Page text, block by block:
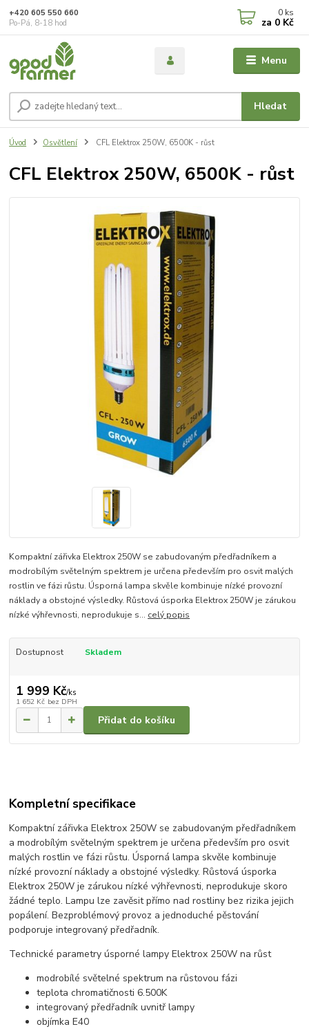
Menu
Hledat
+420 605 550 660
Po-Pá, 8-18 hod
0 ks
za 0 Kč
Úvod Osvětlení CFL Elektrox 250W, 6500K - růst
CFL Elektrox 250W, 6500K - růst
Kompaktní zářivka Elektrox 250W se zabudovaným předřadníkem a
modrobílým světelným spektrem je určena především pro osvit malých
rostlin ve fázi růstu. Úsporná lampa skvěle kombinuje nízké provozní
náklady a obstojné výsledky. Růstová úsporka Elektrox 250W je zárukou
nízké výhřevnosti, neprodukuje s... celý popis
Dostupnost Skladem
1 999 Kč/ks
1 652 Kč bez DPH
Přidat do košíku
Kompletní specifikace
Kompaktní zářivka Elektrox 250W se zabudovaným předřadníkem
a modrobílým světelným spektrem je určena především pro osvit
malých rostlin ve fázi růstu. Úsporná lampa skvěle kombinuje
nízké provozní náklady a obstojné výsledky. Růstová úsporka
Elektrox 250W je zárukou nízké výhřevnosti, neprodukuje skoro
žádné teplo. Lampu lze zavěsit přímo nad rostliny bez rizika jejich
popálení. Bezproblémový provoz a jednoduché pěstování
podporuje integrovaný předřadník.
Technické parametry úsporné lampy Elektrox 250W na růst
modrobílé světelné spektrum na růstovou fázi
teplota chromatičnosti 6.500K
integrovaný předřadník uvnitř lampy
objímka E40